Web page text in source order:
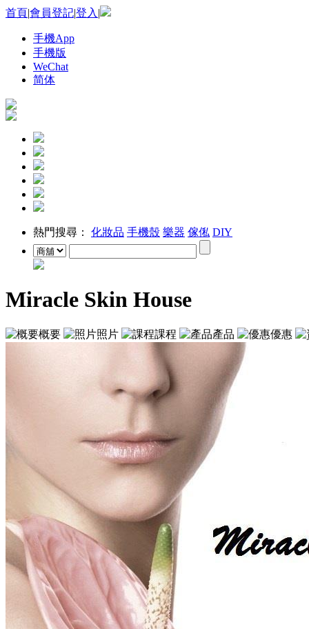
首頁|會員登記|登入 |
手機App
手機版
WeChat
简体
熱門搜尋： 化妝品 手機殼 樂器 傢俬 DIY
Miracle Skin House
概要 照片 課程 產品 優惠